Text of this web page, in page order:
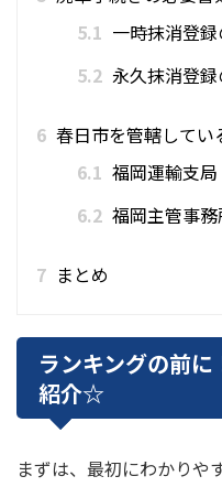
5.1 一時抹消登
5.2 永久抹消登
6 春日市を管轄してい
6.1 福岡運輸支局
6.2 福岡主管事務
7 まとめ
ランキングの前
紹介☆
まずは、最初にわかりや